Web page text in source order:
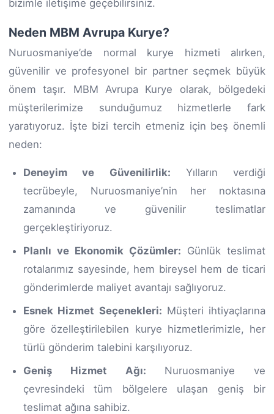
bizimle iletişime geçebilirsiniz.
Neden MBM Avrupa Kurye?
Nuruosmaniye’de normal kurye hizmeti alırken,
güvenilir ve profesyonel bir partner seçmek büyük
önem taşır. MBM Avrupa Kurye olarak, bölgedeki
müşterilerimize sunduğumuz hizmetlerle fark
yaratıyoruz. İşte bizi tercih etmeniz için beş önemli
neden:
Deneyim ve Güvenilirlik: Yılların verdiği
tecrübeyle, Nuruosmaniye’nin her noktasına
zamanında ve güvenilir teslimatlar
gerçekleştiriyoruz.
Planlı ve Ekonomik Çözümler: Günlük teslimat
rotalarımız sayesinde, hem bireysel hem de ticari
gönderimlerde maliyet avantajı sağlıyoruz.
Esnek Hizmet Seçenekleri: Müşteri ihtiyaçlarına
göre özelleştirilebilen kurye hizmetlerimizle, her
türlü gönderim talebini karşılıyoruz.
Geniş Hizmet Ağı: Nuruosmaniye ve
çevresindeki tüm bölgelere ulaşan geniş bir
teslimat ağına sahibiz.